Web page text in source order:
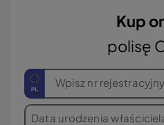
Kup
polisę
Wpisz nr rejestracyjny
Data urodzenia